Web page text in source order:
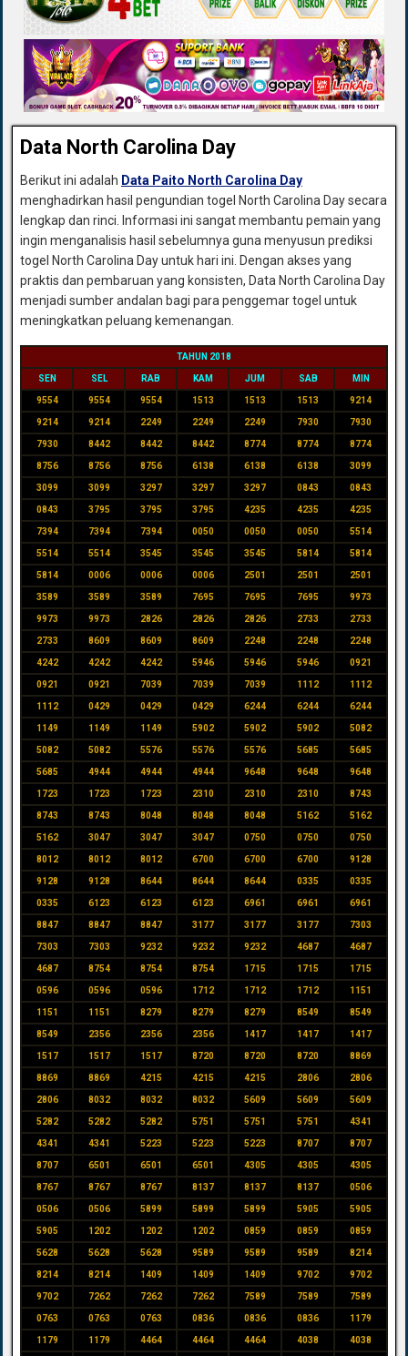
Data North Carolina Day
Berikut ini adalah Data Paito North Carolina Day
menghadirkan hasil pengundian togel North Carolina Day secara
lengkap dan rinci. Informasi ini sangat membantu pemain yang
ingin menganalisis hasil sebelumnya guna menyusun prediksi
togel North Carolina Day untuk hari ini. Dengan akses yang
praktis dan pembaruan yang konsisten, Data North Carolina Day
menjadi sumber andalan bagi para penggemar togel untuk
meningkatkan peluang kemenangan.
TAHUN 2018
SEN SEL RAB KAM JUM SAB MIN
9554 9554 9554 1513 1513 1513 9214
9214 9214 2249 2249 2249 7930 7930
7930 8442 8442 8442 8774 8774 8774
8756 8756 8756 6138 6138 6138 3099
3099 3099 3297 3297 3297 0843 0843
0843 3795 3795 3795 4235 4235 4235
7394 7394 7394 0050 0050 0050 5514
5514 5514 3545 3545 3545 5814 5814
5814 0006 0006 0006 2501 2501 2501
3589 3589 3589 7695 7695 7695 9973
9973 9973 2826 2826 2826 2733 2733
2733 8609 8609 8609 2248 2248 2248
4242 4242 4242 5946 5946 5946 0921
0921 0921 7039 7039 7039 1112 1112
1112 0429 0429 0429 6244 6244 6244
1149 1149 1149 5902 5902 5902 5082
5082 5082 5576 5576 5576 5685 5685
5685 4944 4944 4944 9648 9648 9648
1723 1723 1723 2310 2310 2310 8743
8743 8743 8048 8048 8048 5162 5162
5162 3047 3047 3047 0750 0750 0750
8012 8012 8012 6700 6700 6700 9128
9128 9128 8644 8644 8644 0335 0335
0335 6123 6123 6123 6961 6961 6961
8847 8847 8847 3177 3177 3177 7303
7303 7303 9232 9232 9232 4687 4687
4687 8754 8754 8754 1715 1715 1715
0596 0596 0596 1712 1712 1712 1151
1151 1151 8279 8279 8279 8549 8549
8549 2356 2356 2356 1417 1417 1417
1517 1517 1517 8720 8720 8720 8869
8869 8869 4215 4215 4215 2806 2806
2806 8032 8032 8032 5609 5609 5609
5282 5282 5282 5751 5751 5751 4341
4341 4341 5223 5223 5223 8707 8707
8707 6501 6501 6501 4305 4305 4305
8767 8767 8767 8137 8137 8137 0506
0506 0506 5899 5899 5899 5905 5905
5905 1202 1202 1202 0859 0859 0859
5628 5628 5628 9589 9589 9589 8214
8214 8214 1409 1409 1409 9702 9702
9702 7262 7262 7262 7589 7589 7589
0763 0763 0763 0836 0836 0836 1179
1179 1179 4464 4464 4464 4038 4038